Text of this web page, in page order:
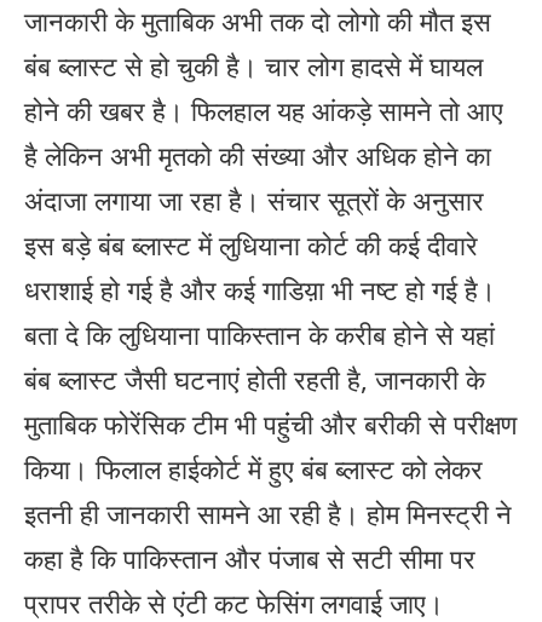
जानकारी के मुताबिक अभी तक दो लोगो की मौत इस
बंब ब्लास्ट से हो चुकी है। चार लोग हादसे में घायल
होने की खबर है। फिलहाल यह आंकड़े सामने तो आए
है लेकिन अभी मृतको की संख्या और अधिक होने का
अंदाजा लगाया जा रहा है। संचार सूत्रों के अनुसार
इस बड़े बंब ब्लास्ट में लुधियाना कोर्ट की कई दीवारे
धराशाई हो गई है और कई गाडिय़ा भी नष्ट हो गई है।
बता दे कि लुधियाना पाकिस्तान के करीब होने से यहां
बंब ब्लास्ट जैसी घटनाएं होती रहती है, जानकारी के
मुताबिक फोरेंसिक टीम भी पहुंंची और बरीकी से परीक्षण
किया। फिलाल हाईकोर्ट में हुए बंब ब्लास्ट को लेकर
इतनी ही जानकारी सामने आ रही है। होम मिनस्ट्री ने
कहा है कि पाकिस्तान और पंजाब से सटी सीमा पर
प्रापर तरीके से एंटी कट फेसिंग लगवाई जाए।